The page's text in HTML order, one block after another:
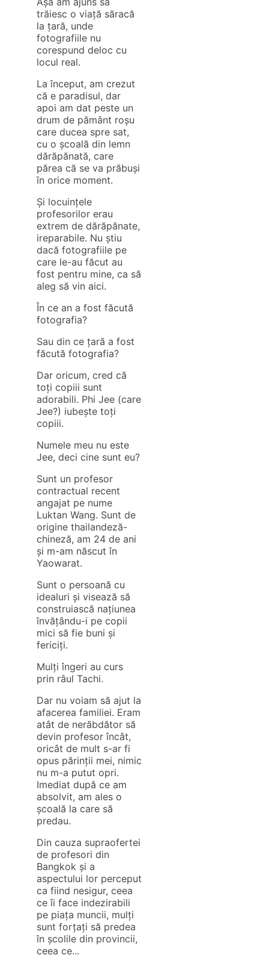
trăiesc o viață săracă
la țară, unde
fotografiile nu
corespund deloc cu
locul real.
La început, am crezut
că e paradisul, dar
apoi am dat peste un
drum de pământ roșu
care ducea spre sat,
cu o școală din lemn
dărăpănată, care
părea că se va prăbuși
în orice moment.
Și locuințele
profesorilor erau
extrem de dărăpănate,
ireparabile. Nu știu
dacă fotografiile pe
care le-au făcut au
fost pentru mine, ca să
aleg să vin aici.
În ce an a fost făcută
fotografia?
Sau din ce țară a fost
făcută fotografia?
Dar oricum, cred că
toți copiii sunt
adorabili. Phi Jee (care
Jee?) iubește toți
copiii.
Numele meu nu este
Jee, deci cine sunt eu?
Sunt un profesor
contractual recent
angajat pe nume
Luktan Wang. Sunt de
origine thailandeză-
chineză, am 24 de ani
și m-am născut în
Yaowarat.
Sunt o persoană cu
idealuri și visează să
construiască națiunea
învățându-i pe copii
mici să fie buni și
fericiți.
Mulți îngeri au curs
prin râul Tachi.
Dar nu voiam să ajut la
afacerea familiei. Eram
atât de nerăbdător să
devin profesor încât,
oricât de mult s-ar fi
opus părinții mei, nimic
nu m-a putut opri.
Imediat după ce am
absolvit, am ales o
școală la care să
predau.
Din cauza supraofertei
de profesori din
Bangkok și a
aspectului lor perceput
ca fiind nesigur, ceea
ce îi face indezirabili
pe piața muncii, mulți
sunt forțați să predea
în școlile din provincii,
ceea ce...